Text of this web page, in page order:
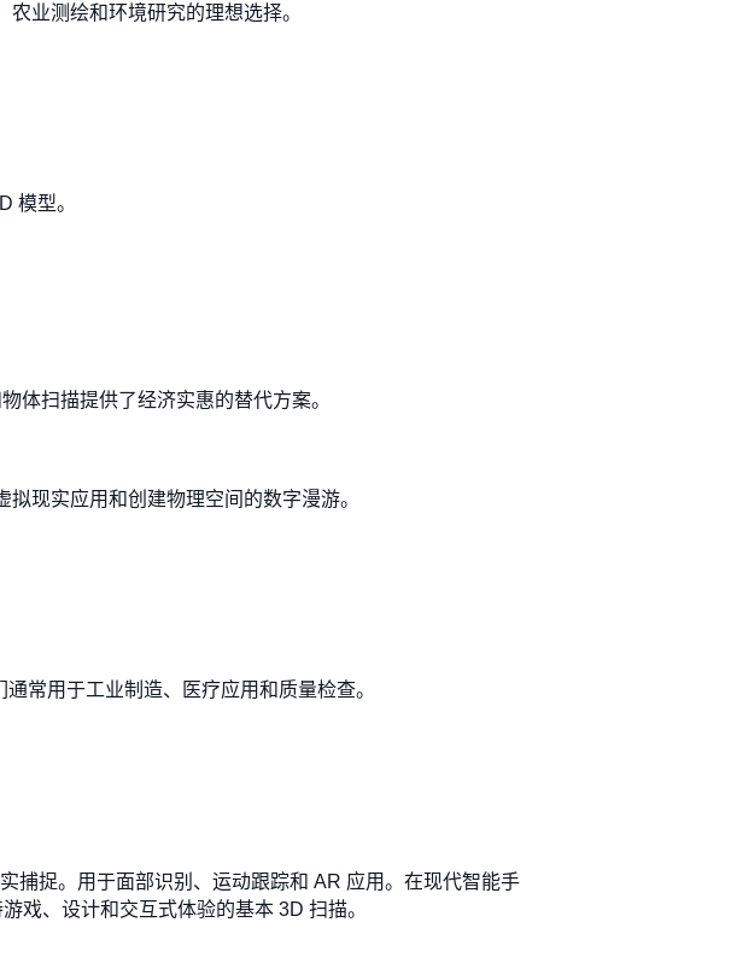
业测绘和环境研究的理想选择。
模型。
体扫描提供了经济实惠的替代方案。
现实应用和创建物理空间的数字漫游。
常用于工业制造、医疗应用和质量检查。
捕捉。用于面部识别、运动跟踪和 AR 应用。在现代智能手
戏、设计和交互式体验的基本 3D 扫描。